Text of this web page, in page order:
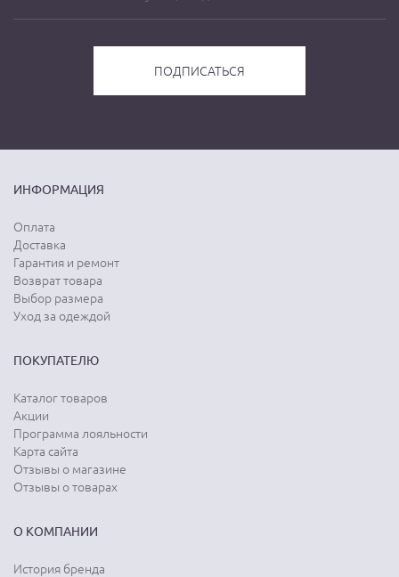
ИНФОРМАЦИЯ
Оплата
Доставка
Гарантия и ремонт
Возврат товара
Выбор размера
Уход за одеждой
ПОКУПАТЕЛЮ
Каталог товаров
Акции
Программа лояльности
Карта сайта
Отзывы о магазине
Отзывы о товарах
О КОМПАНИИ
История бренда